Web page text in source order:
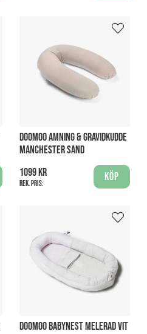
DOOMOO AMNING & GRAVIDKUDDE
MANCHESTER SAND
1099 kr
Rek. pris:
Köp
DOOMOO BABYNEST MELERAD VIT